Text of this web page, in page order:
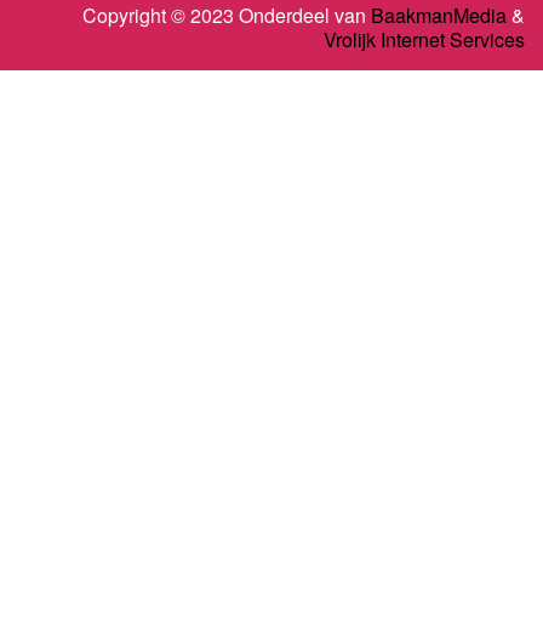
Copyright © 2023 Onderdeel van BaakmanMedia&
Vrolijk Internet Services